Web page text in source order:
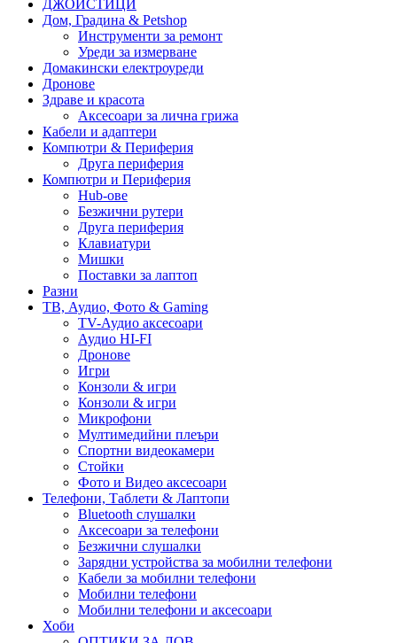
ДЖОЙСТИЦИ
Дом, Градина & Petshop
Инструменти за ремонт
Уреди за измерване
Домакински електроуреди
Дронове
Здраве и красота
Аксесоари за лична грижа
Кабели и адаптери
Компютри & Периферия
Друга периферия
Компютри и Периферия
Hub-ове
Безжични рутери
Друга периферия
Клавиатури
Мишки
Поставки за лаптоп
Разни
ТВ, Аудио, Фото & Gaming
TV-Аудио аксесоари
Аудио HI-FI
Дронове
Игри
Конзоли & игри
Конзоли & игри
Микрофони
Мултимедийни плеъри
Спортни видеокамери
Стойки
Фото и Видео аксесоари
Телефони, Таблети & Лаптопи
Bluetooth слушалки
Аксесоари за телефони
Безжични слушалки
Зарядни устройства за мобилни телефони
Кабели за мобилни телефони
Мобилни телефони
Мобилни телефони и аксесоари
Хоби